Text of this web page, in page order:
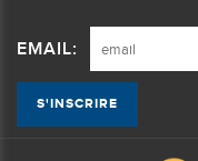
EMAIL: